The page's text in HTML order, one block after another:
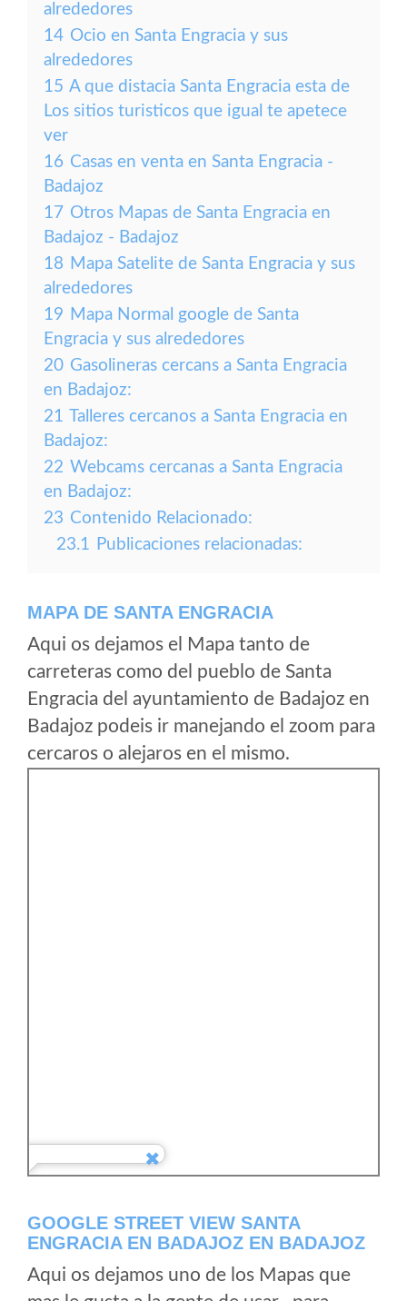
alrededores
14 Ocio en Santa Engracia y sus
alrededores
15 A que distacia Santa Engracia esta de
Los sitios turisticos que igual te apetece
ver
16 Casas en venta en Santa Engracia -
Badajoz
17 Otros Mapas de Santa Engracia en
Badajoz - Badajoz
18 Mapa Satelite de Santa Engracia y sus
alrededores
19 Mapa Normal google de Santa
Engracia y sus alrededores
20 Gasolineras cercans a Santa Engracia
en Badajoz:
21 Talleres cercanos a Santa Engracia en
Badajoz:
22 Webcams cercanas a Santa Engracia
en Badajoz:
23 Contenido Relacionado:
23.1 Publicaciones relacionadas:
MAPA DE SANTA ENGRACIA
Aqui os dejamos el Mapa tanto de
carreteras como del pueblo de Santa
Engracia del ayuntamiento de Badajoz en
Badajoz podeis ir manejando el zoom para
cercaros o alejaros en el mismo.
GOOGLE STREET VIEW SANTA
ENGRACIA EN BADAJOZ EN BADAJOZ
Aqui os dejamos uno de los Mapas que